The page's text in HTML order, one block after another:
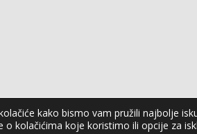
kako bismo vam pružili najbolje
o kolačićima koje koristimo ili opcije za